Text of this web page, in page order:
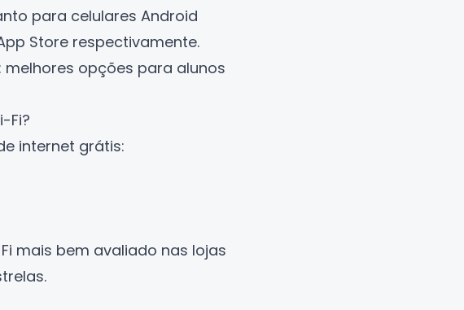
para celulares Android
Store respectivamente.
opções para alunos
Fi?
internet grátis:
mais bem avaliado nas lojas